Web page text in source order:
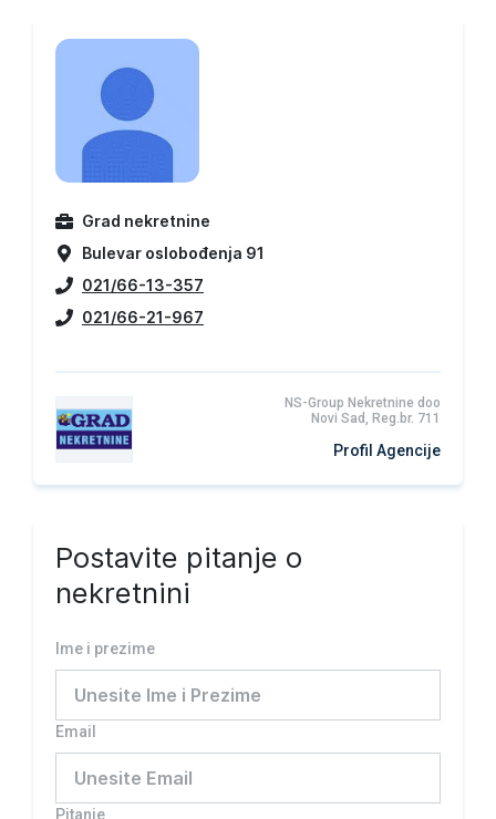
Grad nekretnine
Bulevar oslobođenja 91
021/66-13-357
021/66-21-967
NS-Group Nekretnine doo
Novi Sad, Reg.br. 711
Profil Agencije
Postavite pitanje o
nekretnini
Ime i prezime
Email
Pitanje